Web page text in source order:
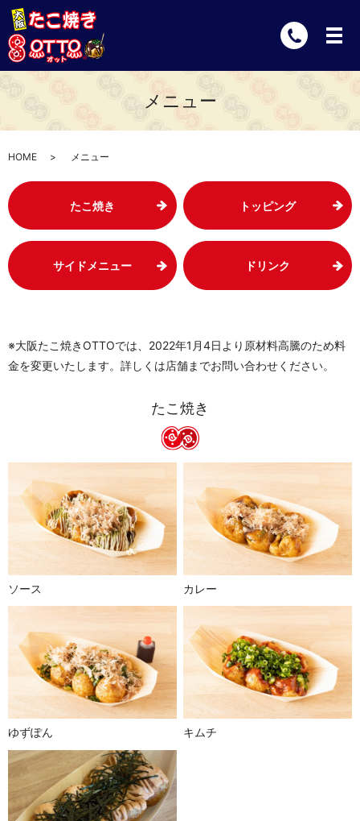
メニュー
HOME メニュー
たこ焼き トッピング
サイドメニュー ドリンク
※大阪たこ焼きOTTOでは、2022年1月4日より原材料高騰のため料
金を変更いたします。詳しくは店舗までお問い合わせください。
たこ焼き
ソース カレー
ゆずぽん キムチ